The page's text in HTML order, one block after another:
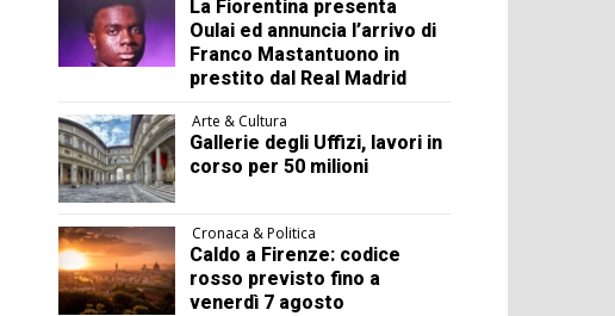
La Fiorentina presenta
Oulai ed annuncia l’arrivo di
Franco Mastantuono in
prestito dal Real Madrid
Arte & Cultura
Gallerie degli Uffizi, lavori in
corso per 50 milioni
Cronaca & Politica
Caldo a Firenze: codice
rosso previsto fino a
venerdì 7 agosto